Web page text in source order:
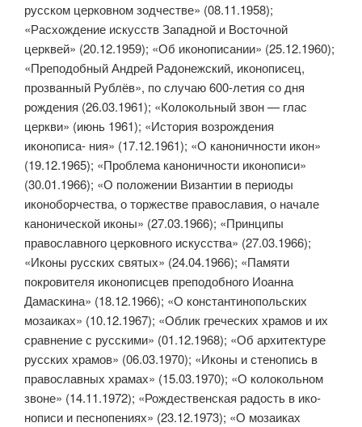
русском церковном зодчестве» (08.11.1958);
«Расхождение искусств Западной и Восточной
церквей» (20.12.1959); «Об иконописании» (25.12.1960);
«Преподобный Андрей Радонежский, иконописец,
прозванный Рублёв», по случаю 600-летия со дня
рождения (26.03.1961); «Колокольный звон — глас
церкви» (июнь 1961); «История возрождения
иконописа- ния» (17.12.1961); «О каноничности икон»
(19.12.1965); «Проблема кано­ничности иконописи»
(30.01.1966); «О положении Византии в пери­оды
иконоборчества, о торжестве православия, о начале
канонической иконы» (27.03.1966); «Принципы
православного церковного искусства» (27.03.1966);
«Иконы русских святых» (24.04.1966); «Памяти
покровителя иконописцев преподобного Иоанна
Дамаскина» (18.12.1966); «О кон­стантинопольских
мозаиках» (10.12.1967); «Облик греческих храмов и их
сравнение с русскими» (01.12.1968); «Об архитектуре
русских храмов» (06.03.1970); «Иконы и стенопись в
православных храмах» (15.03.1970); «О колокольном
звоне» (14.11.1972); «Рождественская радость в ико­
нописи и песнопениях» (23.12.1973); «О мозаиках